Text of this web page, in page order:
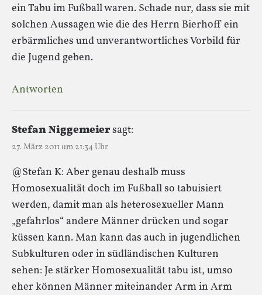
ein Tabu im Fußball waren. Schade nur, dass sie mit
solchen Aussagen wie die des Herrn Bierhoff ein
erbärmliches und unverantwortliches Vorbild für
die Jugend geben.
Antworten
Stefan Niggemeiersagt:
27. März 2011 um 21:34 Uhr
@Stefan K: Aber genau deshalb muss
Homosexualität doch im Fußball so tabuisiert
werden, damit man als heterosexueller Mann
„gefahrlos“ andere Männer drücken und sogar
küssen kann. Man kann das auch in jugendlichen
Subkulturen oder in südländischen Kulturen
sehen: Je stärker Homosexualität tabu ist, umso
eher können Männer miteinander Arm in Arm